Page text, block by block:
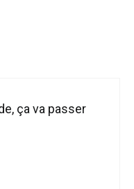
ça va passer